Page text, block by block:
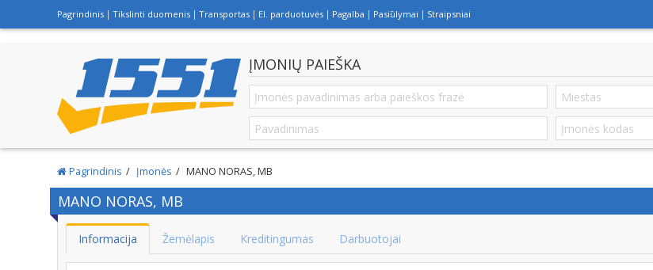
Pagrindinis Tikslinti duomenis Transportas El. parduotuvės Pagalba Pasiūlymai Straipsniai
ĮMONIŲ PAIEŠKA
Pagrindinis Įmonės MANO NORAS, MB
MANO NORAS, MB
Informacija Žemėlapis Kreditingumas Darbuotojai